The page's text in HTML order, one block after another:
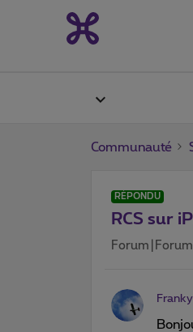
Communauté
RÉPONDU
RCS sur